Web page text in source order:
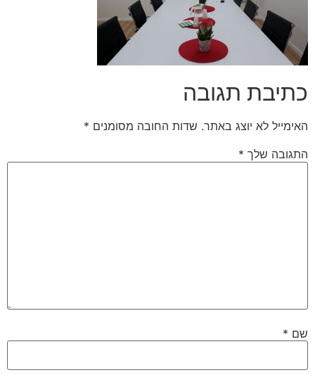
כתיבת תגובה
האימייל לא יוצג באתר. שדות החובה מסומנים *
התגובה שלך *
שם *